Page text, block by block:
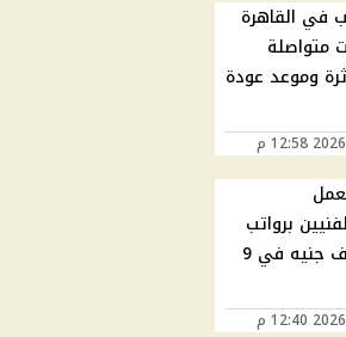
في القاهرة
ساعات متواصلة
وموعد عودة
برواتب
تصل إلى 16 ألف جنيه في 9